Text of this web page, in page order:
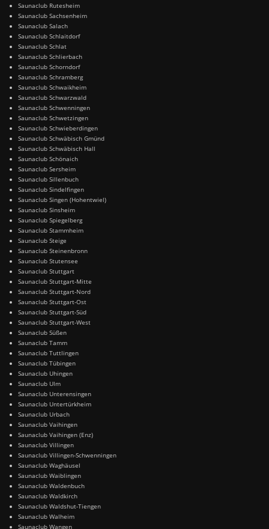
Saunaclub Rutesheim
Saunaclub Sachsenheim
Saunaclub Salach
Saunaclub Schlaitdorf
Saunaclub Schlat
Saunaclub Schlierbach
Saunaclub Schorndorf
Saunaclub Schramberg
Saunaclub Schwaikheim
Saunaclub Schwarzwald
Saunaclub Schwenningen
Saunaclub Schwetzingen
Saunaclub Schwieberdingen
Saunaclub Schwäbisch Gmünd
Saunaclub Schwäbisch Hall
Saunaclub Schönaich
Saunaclub Sersheim
Saunaclub Sillenbuch
Saunaclub Sindelfingen
Saunaclub Singen (Hohentwiel)
Saunaclub Sinsheim
Saunaclub Spiegelberg
Saunaclub Stammheim
Saunaclub Steige
Saunaclub Steinenbronn
Saunaclub Stutensee
Saunaclub Stuttgart
Saunaclub Stuttgart-Mitte
Saunaclub Stuttgart-Nord
Saunaclub Stuttgart-Ost
Saunaclub Stuttgart-Süd
Saunaclub Stuttgart-West
Saunaclub Süßen
Saunaclub Tamm
Saunaclub Tuttlingen
Saunaclub Tübingen
Saunaclub Uhingen
Saunaclub Ulm
Saunaclub Unterensingen
Saunaclub Untertürkheim
Saunaclub Urbach
Saunaclub Vaihingen
Saunaclub Vaihingen (Enz)
Saunaclub Villingen
Saunaclub Villingen-Schwenningen
Saunaclub Waghäusel
Saunaclub Waiblingen
Saunaclub Waldenbuch
Saunaclub Waldkirch
Saunaclub Waldshut-Tiengen
Saunaclub Walheim
Saunaclub Wangen